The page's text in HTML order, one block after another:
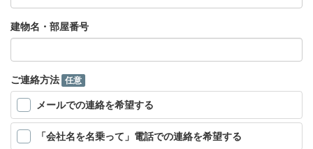
建物名・部屋番号
ご連絡方法 任意
メールでの連絡を希望する
「会社名を名乗って」電話での連絡を希望する